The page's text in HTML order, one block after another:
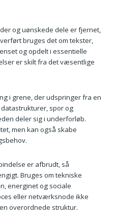
og uønskede dele er fjernet,
bruges det om tekster,
og opdelt i essentielle
er skilt fra det væsentlige
i grene, der udspringer fra en
spor og
deler sig i underforløb.
men kan også skabe
er afbrudt, så
Bruges om tekniske
energinet og sociale
eller netværksnode ikke
overordnede struktur.